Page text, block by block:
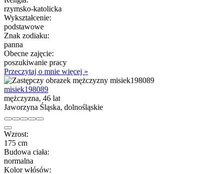
rzymsko-katolicka
Wykształcenie:
podstawowe
Znak zodiaku:
panna
Obecne zajęcie:
poszukiwanie pracy
Przeczytaj o mnie więcej »
misiek198089
mężczyzna, 46 lat
Jaworzyna Śląska, dolnośląskie
Wzrost:
175 cm
Budowa ciała:
normalna
Kolor włósów: